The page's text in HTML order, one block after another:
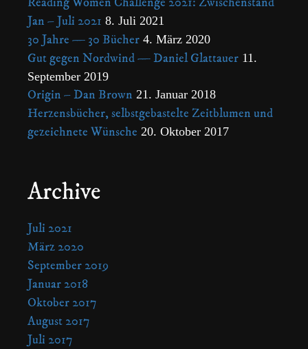
Jan – Juli 2021 8. Juli 2021
30 Jahre — 30 Bücher 4. März 2020
Gut gegen Nordwind — Daniel Glattauer 11.
September 2019
Origin – Dan Brown 21. Januar 2018
Herzensbücher, selbstgebastelte Zeitblumen und
gezeichnete Wünsche 20. Oktober 2017
Archive
Juli 2021
März 2020
September 2019
Januar 2018
Oktober 2017
August 2017
Juli 2017